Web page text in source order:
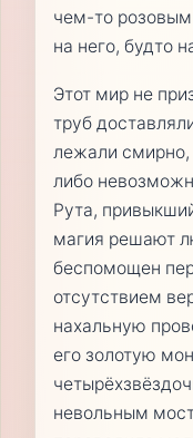
чем-то
на него, будто
Этот мир не
труб
лежали смирно,
либо
Рута,
магия решают
беспомощен
отсутствием
нахальную
его золотую
невольным